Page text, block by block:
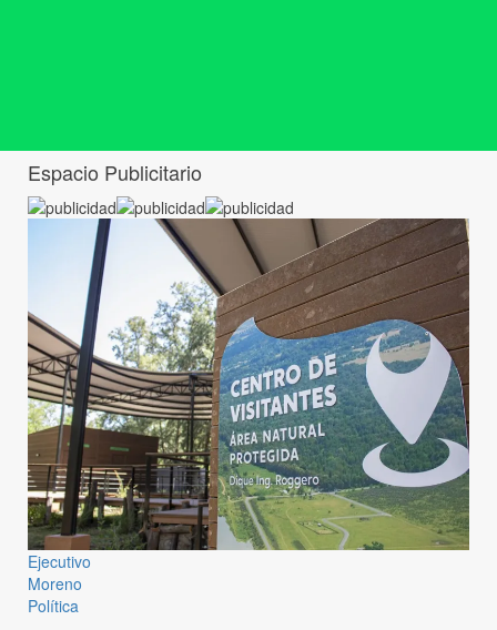
Espacio Publicitario
Ejecutivo
Moreno
Política